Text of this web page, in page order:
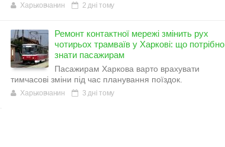
Харьковчанин 2 дні тому
Ремонт контактної мережі змінить рух
чотирьох трамваїв у Харкові: що потрібно
знати пасажирам
Пасажирам Харкова варто врахувати
тимчасові зміни під час планування поїздок.
Харьковчанин 3 дні тому